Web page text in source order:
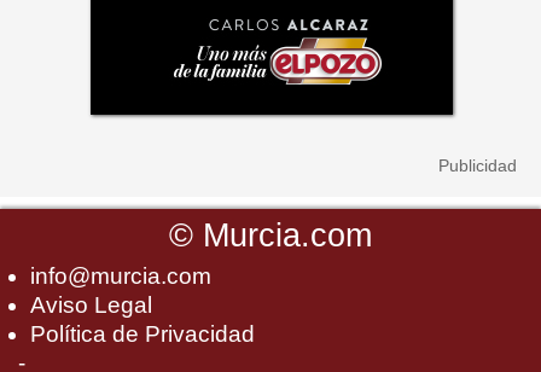
© Murcia.com
info@murcia.com
Aviso Legal
Política de Privacidad
-